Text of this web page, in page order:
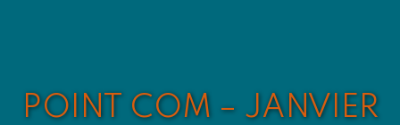
POINT COM – JANVIER